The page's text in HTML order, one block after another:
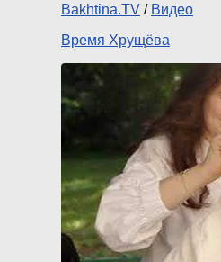
Bakhtina.TV / Видео
Время Хрущёва